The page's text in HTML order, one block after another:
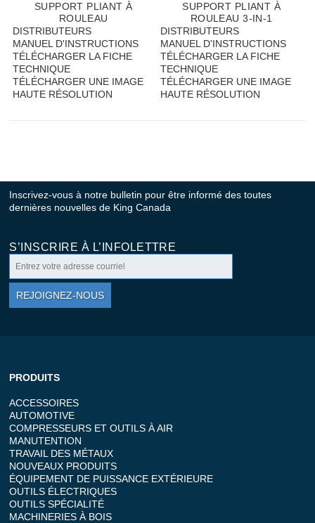
SUPPORT PLIANT À
ROULEAU
DISTRIBUTEURS
MANUEL D'INSTRUCTIONS
TÉLÉCHARGER LA FICHE
TECHNIQUE
TÉLÉCHARGER UNE IMAGE
HAUTE RÉSOLUTION
SUPPORT PLIANT À
ROULEAU 3-IN-1
DISTRIBUTEURS
MANUEL D'INSTRUCTIONS
TÉLÉCHARGER LA FICHE
TECHNIQUE
TÉLÉCHARGER UNE IMAGE
HAUTE RÉSOLUTION
Inscrivez-vous à notre bulletin pour être informé des toutes
dernières nouvelles de King Canada
S’INSCRIRE À L’INFOLETTRE
REJOIGNEZ-NOUS
PRODUITS
ACCESSOIRES
AUTOMOTIVE
COMPRESSEURS ET OUTILS À AIR
MANUTENTION
TRAVAIL DES MÉTAUX
NOUVEAUX PRODUITS
ÉQUIPEMENT DE PUISSANCE EXTÉRIEURE
OUTILS ÉLECTRIQUES
OUTILS SPÉCIALITÉ
MACHINERIES À BOIS